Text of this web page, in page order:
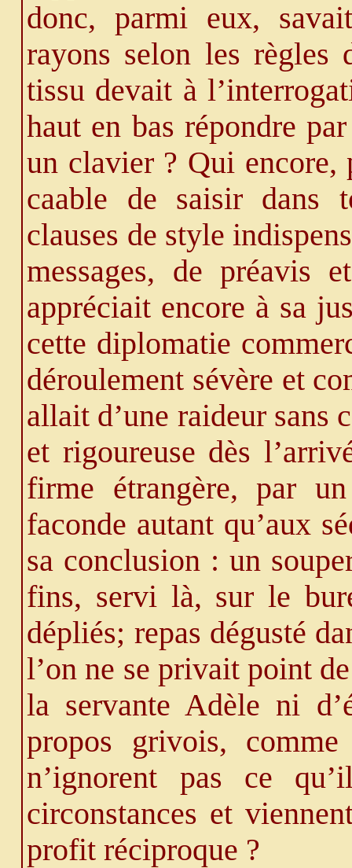
donc, parmi eux,
rayons selon les règles
tissu devait à
haut en bas répondre
un clavier ? Qui encore,
caable de saisir dans
clauses de style
messages, de préavis
appréciait encore à sa
cette diplomatie
déroulement sévère et
allait d’une raideur sans
et rigoureuse dès
firme étrangère, par
faconde autant qu’aux
sa conclusion : un
fins, servi là, sur le
dépliés; repas dégusté
l’on ne se privait point
la servante Adèle ni
propos grivois,
n’ignorent pas ce
circonstances et
profit réciproque ?